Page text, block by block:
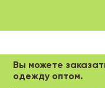
Вы можете
одежду оптом.